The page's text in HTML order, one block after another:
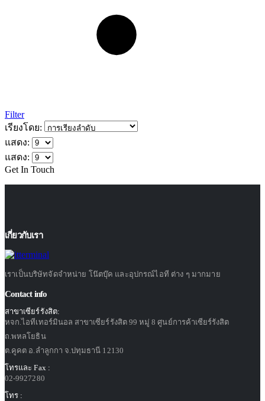
Filter
เรียงโดย:
แสดง:
แสดง:
Get In Touch
เกี่ยวกับเรา
เราเป็นบริษัทจัดจำหน่าย โน๊ตบุ๊ค และอุปกรณ์ไอที ต่าง ๆ มากมาย
Contact info
สาขาเซียร์รังสิต:
หจก.ไอทีเทอร์มินอล สาขาเซียร์รังสิต 99 หมู่ 8 ศูนย์การค้าเซียร์รังสิต
ถ.พหลโยธิน
ต.คูคต อ.ลำลูกกา จ.ปทุมธานี 12130
โทรและ Fax :
02-9927280
โทร :